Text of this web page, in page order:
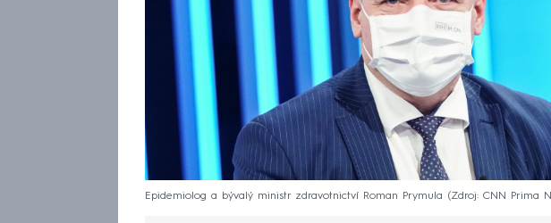
Epidemiolog a bývalý ministr zdravotnictví Roman Prymula Zdroj: CNN Prima